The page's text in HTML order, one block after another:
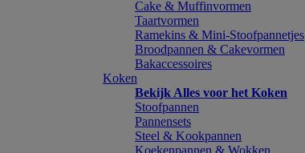
Cake & Muffinvormen
Taartvormen
Ramekins & Mini-Stoofpannetjes
Broodpannen & Cakevormen
Bakaccessoires
Koken
Bekijk Alles voor het Koken
Stoofpannen
Pannensets
Steel & Kookpannen
Koekenpannen & Wokken